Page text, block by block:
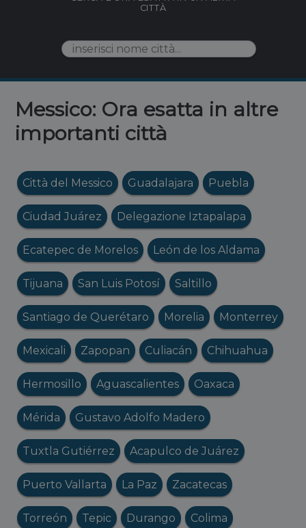
CITTÀ
Messico: Ora esatta in altre
importanti città
Città del Messico Guadalajara Puebla
Ciudad Juárez Delegazione Iztapalapa
Ecatepec de Morelos León de los Aldama
Tijuana San Luis Potosí Saltillo
Santiago de Querétaro Morelia Monterrey
Mexicali Zapopan Culiacán Chihuahua
Hermosillo Aguascalientes Oaxaca
Mérida Gustavo Adolfo Madero
Tuxtla Gutiérrez Acapulco de Juárez
Puerto Vallarta La Paz Zacatecas
Torreón Tepic Durango Colima